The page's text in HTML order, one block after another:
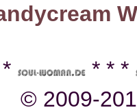
* * *
© 2009-